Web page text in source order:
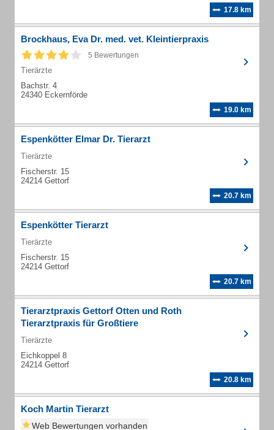
17.8 km
Brockhaus, Eva Dr. med. vet. Kleintierpraxis
5 Bewertungen
Tierärzte
Bachstr. 4
24340 Eckernförde
19.0 km
Espenkötter Elmar Dr. Tierarzt
Tierärzte
Fischerstr. 15
24214 Gettorf
20.7 km
Espenkötter Tierarzt
Tierärzte
Fischerstr. 15
24214 Gettorf
20.7 km
Tierarztpraxis Gettorf Otten und Roth
Tierarztpraxis für Großtiere
Tierärzte
Eichkoppel 8
24214 Gettorf
20.8 km
Koch Martin Tierarzt
Web Bewertungen vorhanden